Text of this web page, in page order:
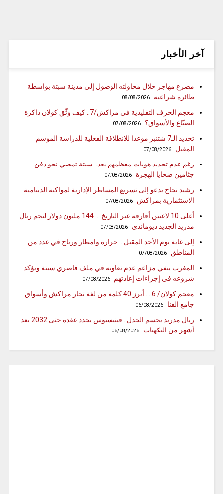
آخر الأخبار
مصرع مهاجر خلال محاولته الوصول إلى مدينة سبتة بواسطة
طائرة شراعية
08/08/2026
معجم الحرف التقليدية في مراكش/7.. كيف وثّق كولان ذاكرة
الصنّاع والأسواق؟
07/08/2026
تحديد الـ7 شتنبر موعدا للانطلاقة الفعلية للدراسة الموسم
المقبل
07/08/2026
رغم عدم تحديد هويات معظمهم بعد.. سبتة تمضي نحو دفن
جثامين ضحايا الهجرة
07/08/2026
رشيد نجاح يدعو إلى تسريع المساطر الإدارية لمواكبة الدينامية
الاستثمارية بمراكش
07/08/2026
أغلى 10 لاعبين أفارقة عبر التاريخ … 144 مليون دولار لنجم ريال
مدريد الجديد ديوماندي
07/08/2026
إلى غاية يوم الأحد المقبل… حرارة وامطار ورياح في عدد من
المناطق
07/08/2026
المغرب ينفي مزاعم عدم تعاونه في ملف قاصري سبتة ويؤكد
شروعه في إجراءات إعادتهم
07/08/2026
معجم كولان/ 6 … أبرز 40 كلمة من لغة تجار مراكش وأسواق
جامع الفنا
06/08/2026
ريال مدريد يحسم الجدل.. فينيسيوس يجدد عقده حتى 2032 بعد
أشهر من التكهنات
06/08/2026